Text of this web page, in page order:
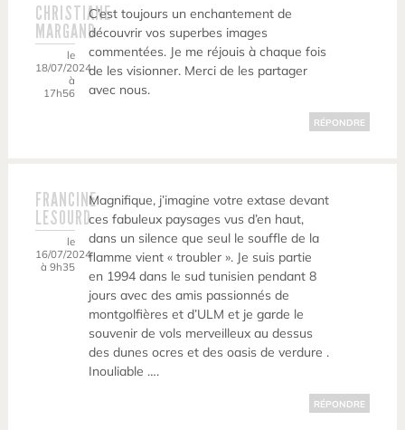
CHRISTIANE
MARGAND
le
18/07/2024
à
17h56
C’est toujours un enchantement de
découvrir vos superbes images
commentées. Je me réjouis à chaque fois
de les visionner. Merci de les partager
avec nous.
RÉPONDRE
FRANCINE
LESOURD
le
16/07/2024
à 9h35
Magnifique, j’imagine votre extase devant
ces fabuleux paysages vus d’en haut,
dans un silence que seul le souffle de la
flamme vient « troubler ». Je suis partie
en 1994 dans le sud tunisien pendant 8
jours avec des amis passionnés de
montgolfières et d’ULM et je garde le
souvenir de vols merveilleux au dessus
des dunes ocres et des oasis de verdure .
Inouliable ….
RÉPONDRE